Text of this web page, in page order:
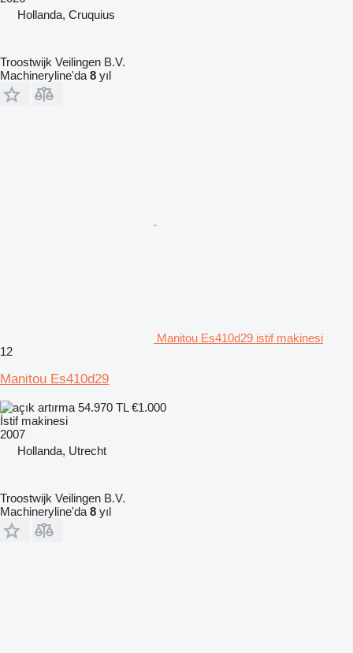
Hollanda, Cruquius
Troostwijk Veilingen B.V.
Machineryline'da 8 yıl
Manitou Es410d29 istif makinesi
12
Manitou Es410d29
54.970 TL€1.000
İstif makinesi
2007
Hollanda, Utrecht
Troostwijk Veilingen B.V.
Machineryline'da 8 yıl